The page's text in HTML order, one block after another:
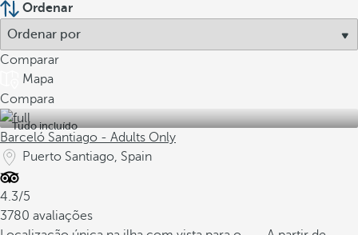
Ordenar
Comparar
Mapa
Compara
Tudo incluído
Barceló Santiago - Adults Only
Puerto Santiago, Spain
4.3/5
3780 avaliações